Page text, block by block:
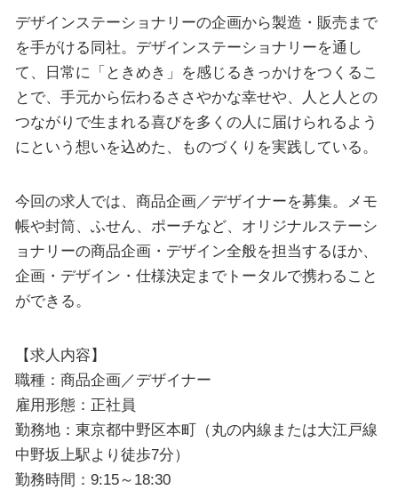
デザインステーショナリーの企画から製造・販売まで
を手がける同社。デザインステーショナリーを通し
て、日常に「ときめき」を感じるきっかけをつくるこ
とで、手元から伝わるささやかな幸せや、人と人との
つながりで生まれる喜びを多くの人に届けられるよう
にという想いを込めた、ものづくりを実践している。
今回の求人では、商品企画／デザイナーを募集。メモ
帳や封筒、ふせん、ポーチなど、オリジナルステーシ
ョナリーの商品企画・デザイン全般を担当するほか、
企画・デザイン・仕様決定までトータルで携わること
ができる。
【求人内容】
職種：商品企画／デザイナー
雇用形態：正社員
勤務地：東京都中野区本町（丸の内線または大江戸線
中野坂上駅より徒歩7分）
勤務時間：9:15～18:30